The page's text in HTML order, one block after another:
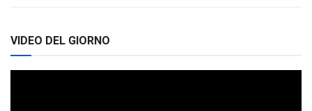
VIDEO DEL GIORNO